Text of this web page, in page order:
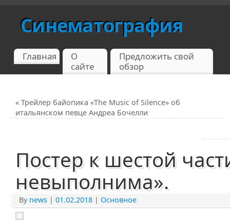
Синематография
Главная
О
сайте
Предложить свой
обзор
« Трейлер байопика «The Music of Silence» об
итальянском певце Андреа Бочелли
Постер к шестой
невыполнима».
By news | 01.02.2018 | Основное